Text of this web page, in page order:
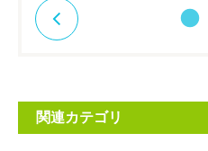
関連カテゴリ